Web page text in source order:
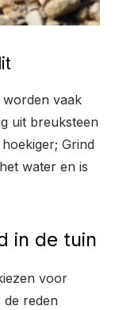
worden vaak
uit breuksteen
Grind
water en is
in de tuin
voor
de reden